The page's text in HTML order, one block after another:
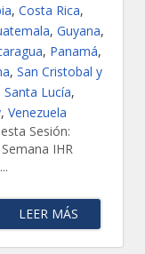
, Costa Rica,
, Guyana,
, Panamá,
, San Cristobal y
Santa Lucía,
, Venezuela
Sesión:
IHR
LEER MÁS